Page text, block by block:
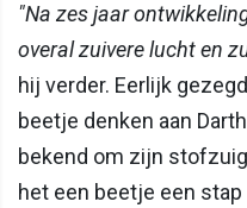
"Na zes jaar
overal zuivere lucht en
hij verder. Eerlijk
beetje denken aan
bekend om zijn
het een beetje een